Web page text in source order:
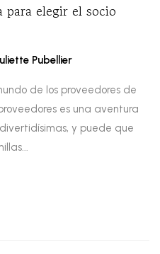
elegir el socio
Pubellier
de los proveedores de
es una aventura
y puede que